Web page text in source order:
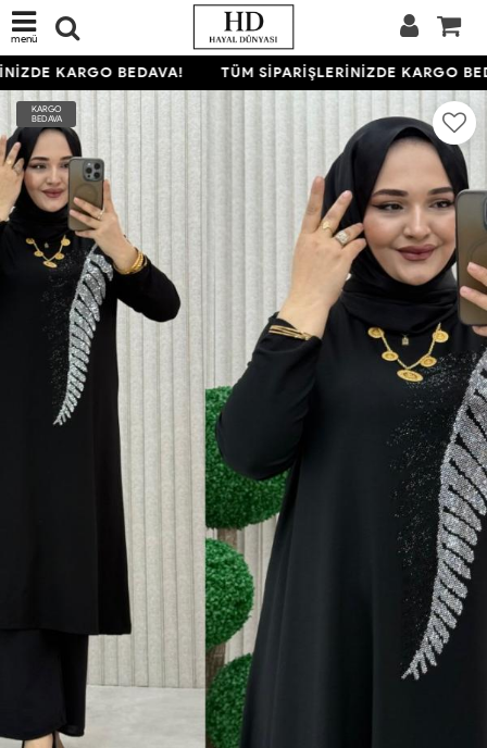
menü
KARGO BEDAVA! TÜM SİPARİŞLERİNİZDE KARGO
KARGO
BEDAVA